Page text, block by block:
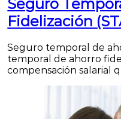
Seguro
Fidelización
Seguro temporal de
temporal de ahorro
compensación salarial